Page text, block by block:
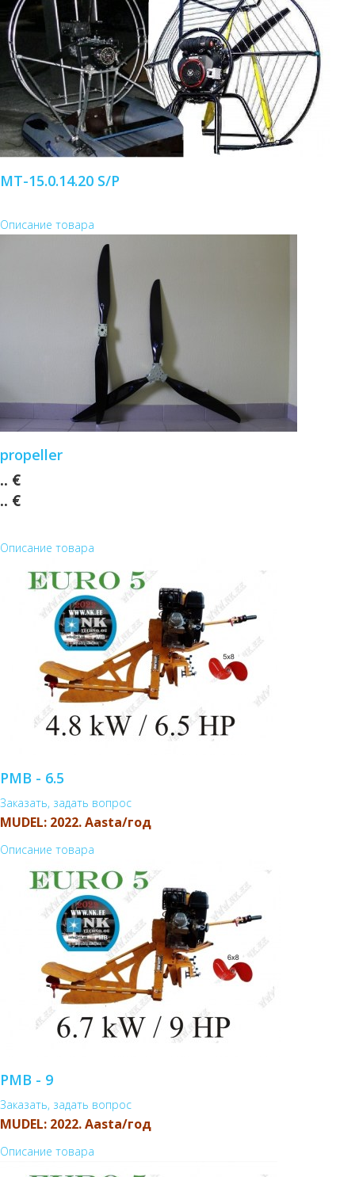
MT-15.0.14.20 S/P
Описание товара
propeller
.. €
.. €
Описание товара
PMB - 6.5
Заказать, задать вопрос
MUDEL: 2022. Aasta/год
Описание товара
PMB - 9
Заказать, задать вопрос
MUDEL: 2022. Aasta/год
Описание товара